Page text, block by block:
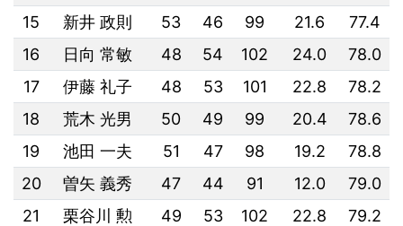
15
新井 政則 53 46 99 21.6
77.4
16
日向 常敏 48 54 102 24.0
78.0
17
伊藤 礼子 48 53 101 22.8
78.2
18
荒木 光男 50 49 99 20.4
78.6
19
池田 一夫 51 47 98 19.2
78.8
20
曽矢 義秀 47 44 91 12.0
79.0
21
栗谷川 勲 49 53 102 22.8
79.2